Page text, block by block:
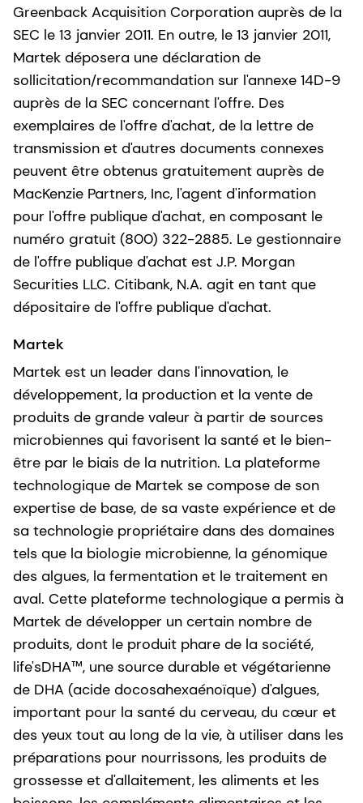
Greenback Acquisition Corporation auprès de la
SEC le 13 janvier 2011. En outre, le 13 janvier 2011,
Martek déposera une déclaration de
sollicitation/recommandation sur l'annexe 14D-9
auprès de la SEC concernant l'offre. Des
exemplaires de l'offre d'achat, de la lettre de
transmission et d'autres documents connexes
peuvent être obtenus gratuitement auprès de
MacKenzie Partners, Inc, l'agent d'information
pour l'offre publique d'achat, en composant le
numéro gratuit (800) 322-2885. Le gestionnaire
de l'offre publique d'achat est J.P. Morgan
Securities LLC. Citibank, N.A. agit en tant que
dépositaire de l'offre publique d'achat.
Martek
Martek est un leader dans l'innovation, le
développement, la production et la vente de
produits de grande valeur à partir de sources
microbiennes qui favorisent la santé et le bien-
être par le biais de la nutrition. La plateforme
technologique de Martek se compose de son
expertise de base, de sa vaste expérience et de
sa technologie propriétaire dans des domaines
tels que la biologie microbienne, la génomique
des algues, la fermentation et le traitement en
aval. Cette plateforme technologique a permis à
Martek de développer un certain nombre de
produits, dont le produit phare de la société,
life'sDHA™, une source durable et végétarienne
de DHA (acide docosahexaénoïque) d'algues,
important pour la santé du cerveau, du cœur et
des yeux tout au long de la vie, à utiliser dans les
préparations pour nourrissons, les produits de
grossesse et d'allaitement, les aliments et les